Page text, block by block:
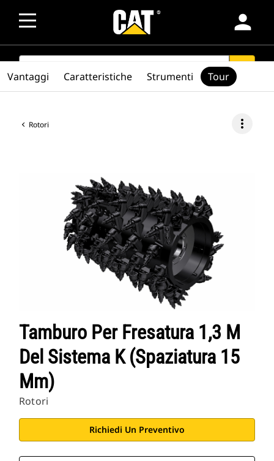
person
SEARCH search
Rotori more_vert
Tamburo Per Fresatura 1,3 M
Del Sistema K (spaziatura 15
Mm)
Rotori
Richiedi Un Preventivo
Vantaggi Caratteristiche Strumenti Tour